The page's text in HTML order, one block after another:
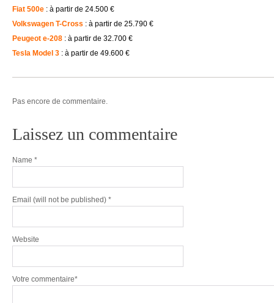
Fiat 500e : à partir de 24.500 €
Volkswagen T-Cross : à partir de 25.790 €
Peugeot e-208 : à partir de 32.700 €
Tesla Model 3 : à partir de 49.600 €
Pas encore de commentaire.
Laissez un commentaire
Name *
Email (will not be published) *
Website
Votre commentaire*